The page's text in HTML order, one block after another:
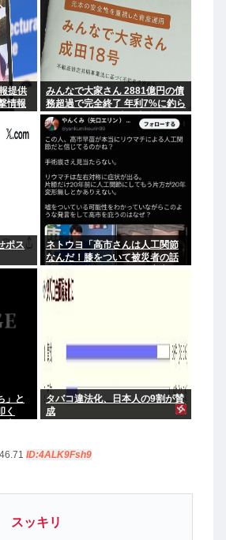
提供
情報
みんなで大家さん 2881億円の債
務超過で完全終了 年利7%に釣ら
れた3万人超の弱者の老後資金
2000億円が消滅
ポス
ネトウヨ「高市さんは人工関節
なんだ！膝をついて被災者の話
聞くとか拷問だろ！」⇒高市の
膝に人工関節の手術痕が見当た
らない
」と
く
タバコ違法化、日本人の9割が賛
成
ID:4ALK9Fsh9
スッキリ